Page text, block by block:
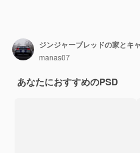
ジンジャーブレッドの家とキ
manas07
あなたにおすすめのPSD